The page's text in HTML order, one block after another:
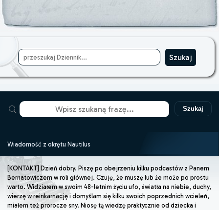
Szukaj
Wiadomość z okrętu Nautilus
[KONTAKT] Dzień dobry. Piszę po obejrzeniu kilku podcastów z Panem
Bernatowiczem w roli głównej. Czuję, że muszę lub że może po prostu
warto. Widziałem w swoim 48-letnim życiu ufo, światła na niebie, duchy,
wierzę w reinkarnację i domyślam się kilku swoich poprzednich wcieleń,
miałem też prorocze sny. Niosę tą wiedzę praktycznie od dziecka i